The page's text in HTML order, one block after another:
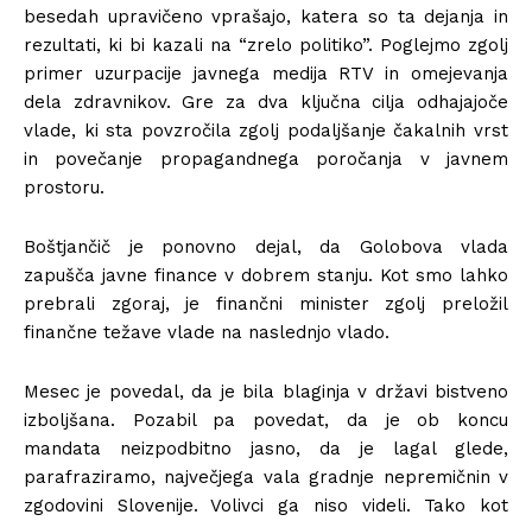
besedah upravičeno vprašajo, katera so ta dejanja in
rezultati, ki bi kazali na “zrelo politiko”. Poglejmo zgolj
primer uzurpacije javnega medija RTV in omejevanja
dela zdravnikov. Gre za dva ključna cilja odhajajoče
vlade, ki sta povzročila zgolj podaljšanje čakalnih vrst
in povečanje propagandnega poročanja v javnem
prostoru.
Boštjančič je ponovno dejal, da Golobova vlada
zapušča javne finance v dobrem stanju. Kot smo lahko
prebrali zgoraj, je finančni minister zgolj preložil
finančne težave vlade na naslednjo vlado.
Mesec je povedal, da je bila blaginja v državi bistveno
izboljšana. Pozabil pa povedat, da je ob koncu
mandata neizpodbitno jasno, da je lagal glede,
parafraziramo, največjega vala gradnje nepremičnin v
zgodovini Slovenije. Volivci ga niso videli. Tako kot